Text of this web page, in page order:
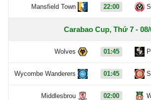
Mansfield Town 22:00
Carabao Cup, Thứ 7 - 08/
Wolves 01:45
Wycombe Wanderers 01:45
Middlesbrou 02:00